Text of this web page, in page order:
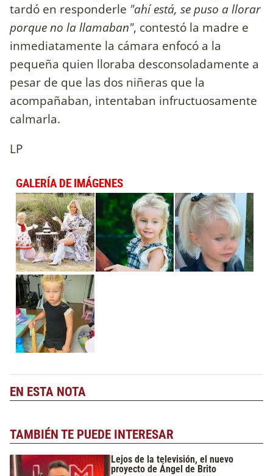
tardó en responderle "ahí está, se puso a llorar
porque no la llamaban", contestó la madre e
inmediatamente la cámara enfocó a la
pequeña quien lloraba desconsoladamente a
pesar de que las dos niñeras que la
acompañaban, intentaban infructuosamente
calmarla.
LP
GALERÍA DE IMÁGENES
EN ESTA NOTA
TAMBIÉN TE PUEDE INTERESAR
Lejos de la televisión, el nuevo
proyecto de Ángel de Brito